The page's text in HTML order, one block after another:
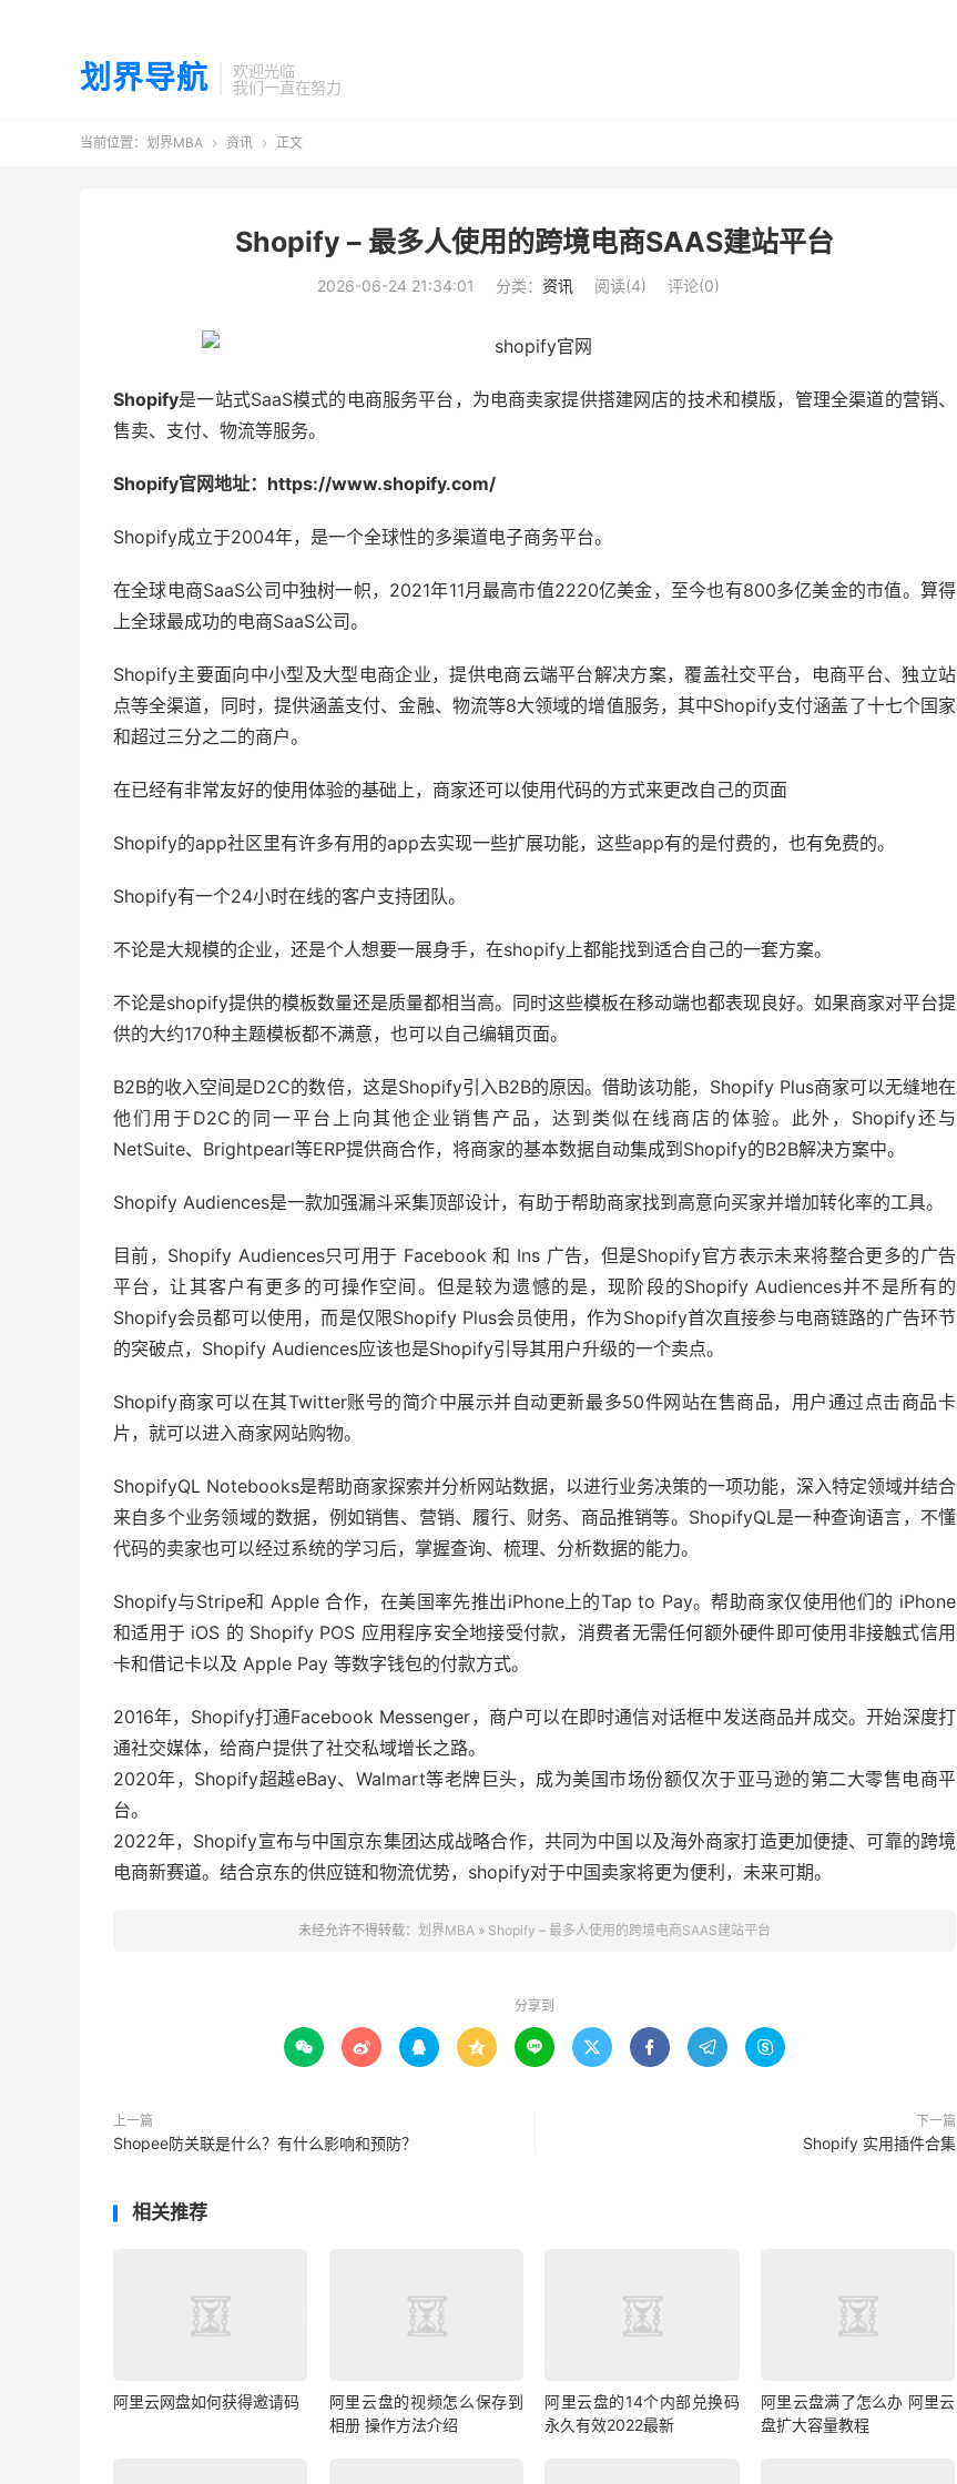
划界导航
欢迎光临
我们一直在努力
当前位置： 划界MBA  资讯  正文
Shopify – 最多人使用的跨境电商SAAS建站平台
2026-06-24 21:34:01 分类： 资讯 阅读(4) 评论(0)
Shopify是一站式SaaS模式的电商服务平台，为电商卖家提供搭建网店的技术和模版，管理全渠道的营销、
售卖、支付、物流等服务。
Shopify官网地址：https://www.shopify.com/
Shopify成立于2004年，是一个全球性的多渠道电子商务平台。
在全球电商SaaS公司中独树一帜，2021年11月最高市值2220亿美金，至今也有800多亿美金的市值。算得
上全球最成功的电商SaaS公司。
Shopify主要面向中小型及大型电商企业，提供电商云端平台解决方案，覆盖社交平台，电商平台、独立站
点等全渠道，同时，提供涵盖支付、金融、物流等8大领域的增值服务，其中Shopify支付涵盖了十七个国家
和超过三分之二的商户。
在已经有非常友好的使用体验的基础上，商家还可以使用代码的方式来更改自己的页面
Shopify的app社区里有许多有用的app去实现一些扩展功能，这些app有的是付费的，也有免费的。
Shopify有一个24小时在线的客户支持团队。
不论是大规模的企业，还是个人想要一展身手，在shopify上都能找到适合自己的一套方案。
不论是shopify提供的模板数量还是质量都相当高。同时这些模板在移动端也都表现良好。如果商家对平台提
供的大约170种主题模板都不满意，也可以自己编辑页面。
B2B的收入空间是D2C的数倍，这是Shopify引入B2B的原因。借助该功能，Shopify Plus商家可以无缝地在
他们用于D2C的同一平台上向其他企业销售产品，达到类似在线商店的体验。此外，Shopify还与
NetSuite、Brightpearl等ERP提供商合作，将商家的基本数据自动集成到Shopify的B2B解决方案中。
Shopify Audiences是一款加强漏斗采集顶部设计，有助于帮助商家找到高意向买家并增加转化率的工具。
目前，Shopify Audiences只可用于 Facebook 和 Ins 广告，但是Shopify官方表示未来将整合更多的广告
平台，让其客户有更多的可操作空间。但是较为遗憾的是，现阶段的Shopify Audiences并不是所有的
Shopify会员都可以使用，而是仅限Shopify Plus会员使用，作为Shopify首次直接参与电商链路的广告环节
的突破点，Shopify Audiences应该也是Shopify引导其用户升级的一个卖点。
Shopify商家可以在其Twitter账号的简介中展示并自动更新最多50件网站在售商品，用户通过点击商品卡
片，就可以进入商家网站购物。
ShopifyQL Notebooks是帮助商家探索并分析网站数据，以进行业务决策的一项功能，深入特定领域并结合
来自多个业务领域的数据，例如销售、营销、履行、财务、商品推销等。ShopifyQL是一种查询语言，不懂
代码的卖家也可以经过系统的学习后，掌握查询、梳理、分析数据的能力。
Shopify与Stripe和 Apple 合作，在美国率先推出iPhone上的Tap to Pay。帮助商家仅使用他们的 iPhone
和适用于 iOS 的 Shopify POS 应用程序安全地接受付款，消费者无需任何额外硬件即可使用非接触式信用
卡和借记卡以及 Apple Pay 等数字钱包的付款方式。
2016年，Shopify打通Facebook Messenger，商户可以在即时通信对话框中发送商品并成交。开始深度打
通社交媒体，给商户提供了社交私域增长之路。
2020年，Shopify超越eBay、Walmart等老牌巨头，成为美国市场份额仅次于亚马逊的第二大零售电商平
台。
2022年，Shopify宣布与中国京东集团达成战略合作，共同为中国以及海外商家打造更加便捷、可靠的跨境
电商新赛道。结合京东的供应链和物流优势，shopify对于中国卖家将更为便利，未来可期。
未经允许不得转载： 划界MBA » Shopify – 最多人使用的跨境电商SAAS建站平台
分享到
        
上一篇
Shopee防关联是什么？有什么影响和预防？
下一篇
Shopify 实用插件合集
相关推荐
阿里云网盘如何获得邀请码
阿里云盘的视频怎么保存到
相册 操作方法介绍
阿里云盘的14个内部兑换码
永久有效2022最新
阿里云盘满了怎么办 阿里云
盘扩大容量教程